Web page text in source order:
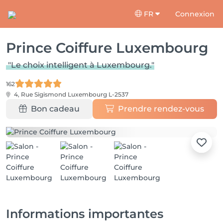
FR Connexion
Prince Coiffure Luxembourg
"Le choix intelligent à Luxembourg."
162
4, Rue Sigismond Luxembourg L-2537
Bon cadeau Prendre rendez-vous
Informations importantes